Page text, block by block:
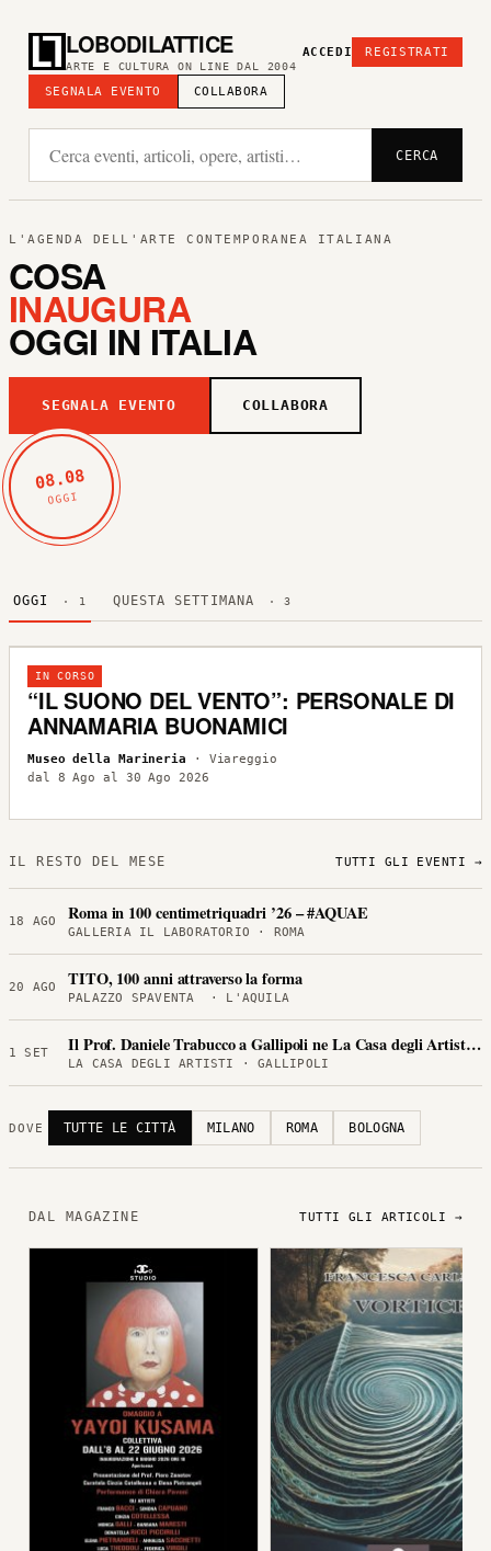
LOBODILATTICE
ARTE E CULTURA ON LINE DAL 2004
SEGNALA EVENTO COLLABORA
ACCEDI REGISTRATI
CERCA
L'AGENDA DELL'ARTE CONTEMPORANEA ITALIANA
COSA
INAUGURA
OGGI IN ITALIA
SEGNALA EVENTO COLLABORA
08.08
OGGI
OGGI · 1 QUESTA SETTIMANA · 3
IN CORSO
“IL SUONO DEL VENTO”: PERSONALE DI
ANNAMARIA BUONAMICI
Museo della Marineria · Viareggio
dal 8 Ago al 30 Ago 2026
IL RESTO DEL MESE TUTTI GLI EVENTI →
18 AGO Roma in 100 centimetriquadri ’26 – #AQUAE
GALLERIA IL LABORATORIO · ROMA
20 AGO TITO, 100 anni attraverso la forma
PALAZZO SPAVENTA · L'AQUILA
1 SET Il Prof. Daniele Trabucco a Gallipoli ne La Casa degli Artisti
LA CASA DEGLI ARTISTI · GALLIPOLI
DOVE TUTTE LE CITTÀ MILANO ROMA BOLOGNA
DAL MAGAZINE TUTTI GLI ARTICOLI →